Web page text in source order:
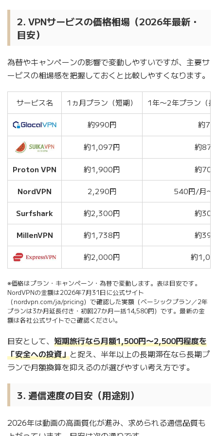
2. VPNサービスの価格相場（2026年最新・
目安）
為替やキャンペーンの影響で変動しやすいですが、主要サ
ービスの相場感を把握しておくと比較しやすくなります。
サービス名 1ヵ月プラン（短期） 1年〜2年プラン（
約990円 約
約1,097円 約878
Proton VPN 約1,900円 約700
NordVPN 2,290円 540円/月〜
Surfshark 約2,300円 約300
MillenVPN 約1,738円 約396
約2,000円 約
※価格はプラン・キャンペーン・為替で変動します。表は目安です。
NordVPNの金額は2026年7月31日に公式サイト
（nordvpn.com/ja/pricing）で確認した実額（ベーシックプラン／2年
プランは3か月延長付き・初回27か月一括14,580円）です。最新の金
額は各社公式サイトでご確認ください。
目安として、 短期旅行なら月額1,500円〜2,500円程度を
「安全への投資」と捉え、半年以上の長期滞在なら長期プ
ランで月額換算を抑えるのが選びやすい考え方です。
3. 通信速度の目安（用途別）
2026年は動画の高画質化が進み、求められる通信品質も